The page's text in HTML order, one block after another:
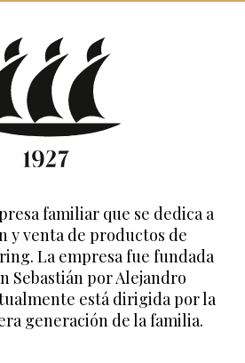
familiar que se dedica a
y venta de productos de
La empresa fue fundada
Sebastián por Alejandro
está dirigida por la
generación de la familia.